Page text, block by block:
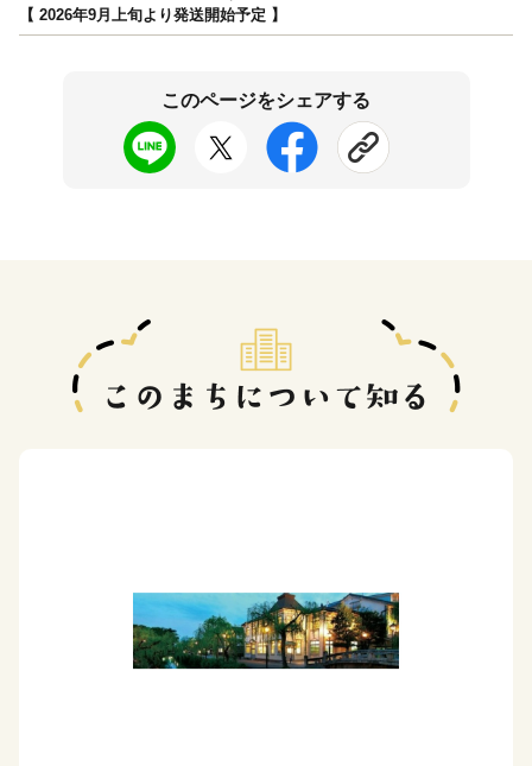
【 2026年9月上旬より発送開始予定 】
このページをシェアする